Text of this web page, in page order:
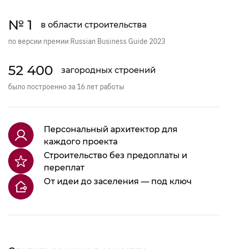
№ 1 в области строительства
по версии премии Russian Business Guide 2023
52 400 загородных строений
было построенно за 16 лет работы
Персональный архитектор для
каждого проекта
Строительство без предоплаты и
переплат
От идеи до заселения — под ключ